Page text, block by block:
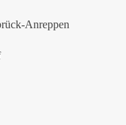
Anreppen